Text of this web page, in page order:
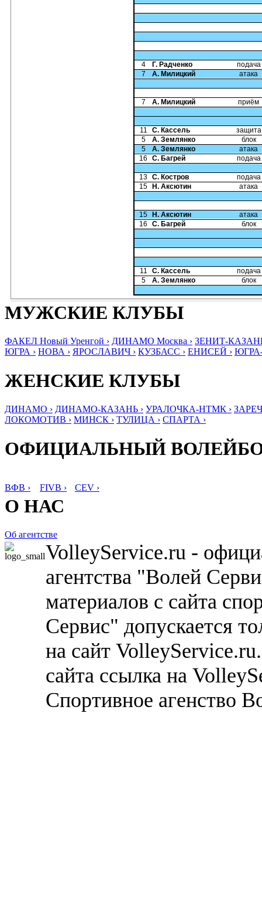
4 Г. Радченко
подача
7
А. Милицкий атака
7 А. Милицкий приём
11 С. Кассель
защита
5
А. Землянко
блок
5
А. Землянко
атака
16
С. Багрей подача
13 С. Костров
подача
15
Н. Аксютин атака
15 Н. Аксютин
атака
16
С. Багрей блок
11 С. Кассель
подача
5
А. Землянко блок
МУЖСКИЕ КЛУБЫ
ФАКЕЛ Новый Уренгой › ДИНАМО Москва › ЗЕНИТ-
ЮГРА › НОВА › ЯРОСЛАВИЧ › КУЗБАСС › ЕНИСЕЙ ›
ЖЕНСКИЕ КЛУБЫ
ДИНАМО › ДИНАМО-КАЗАНЬ › УРАЛОЧКА-НТМК ›
ЛОКОМОТИВ › МИНСК › ТУЛИЦА › СПАРТА ›
ОФИЦИАЛЬНЫЙ
ВФВ › FIVB › CEV ›
О НАС
Об агентстве
VolleyService.ru -
агентства "Волей
материалов с сайта
Сервис" допускается
на сайт
сайта ссылка на
Спортивное агенство